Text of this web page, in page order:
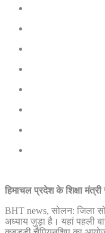
हिमाचल प्रदेश के शिक्षा
BHT news, सोलन: जिला
अध्याय जुड़ा है। यहां पहली